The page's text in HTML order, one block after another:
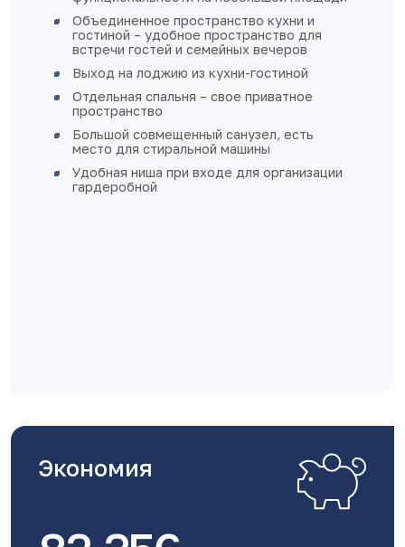
Объединенное пространство кухни и
гостиной – удобное пространство для
встречи гостей и семейных вечеров
Выход на лоджию из кухни-гостиной
Отдельная спальня – свое приватное
пространство
Большой совмещенный санузел, есть
место для стиральной машины
Удобная ниша при входе для организации
гардеробной
Экономия